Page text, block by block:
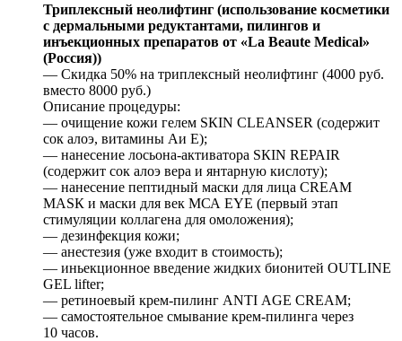
Триплексный неолифтинг (использование косметики
с дермальными редуктантами, пилингов и
инъекционных препаратов от «Lа Веаutе Меdiсаl»
(Россия))
— Скидка 50% на триплексный неолифтинг (4000 руб.
вместо 8000 руб.)
Описание процедуры:
— очищение кожи гелем SКIN СLЕАNSЕR (содержит
сок алоэ, витамины Аи Е);
— нанесение лосьона-активатора SКIN RЕРАIR
(содержит сок алоэ вера и янтарную кислоту);
— нанесение пептидный маски для лица СRЕАМ
МАSК и маски для век МСА ЕYЕ (первый этап
стимуляции коллагена для омоложения);
— дезинфекция кожи;
— анестезия (уже входит в стоимость);
— иньекционное введение жидких бионитей ОUТLINЕ
GЕL liftеr;
— ретиноевый крем-пилинг АNТI АGЕ СRЕАМ;
— самостоятельное смывание крем-пилинга через
10 часов.